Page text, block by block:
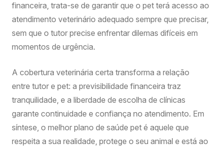
financeira, trata-se de garantir que o pet terá acesso ao
atendimento veterinário adequado sempre que precisar,
sem que o tutor precise enfrentar dilemas difíceis em
momentos de urgência.
A cobertura veterinária certa transforma a relação
entre tutor e pet: a previsibilidade financeira traz
tranquilidade, e a liberdade de escolha de clínicas
garante continuidade e confiança no atendimento. Em
síntese, o melhor plano de saúde pet é aquele que
respeita a sua realidade, protege o seu animal e está ao